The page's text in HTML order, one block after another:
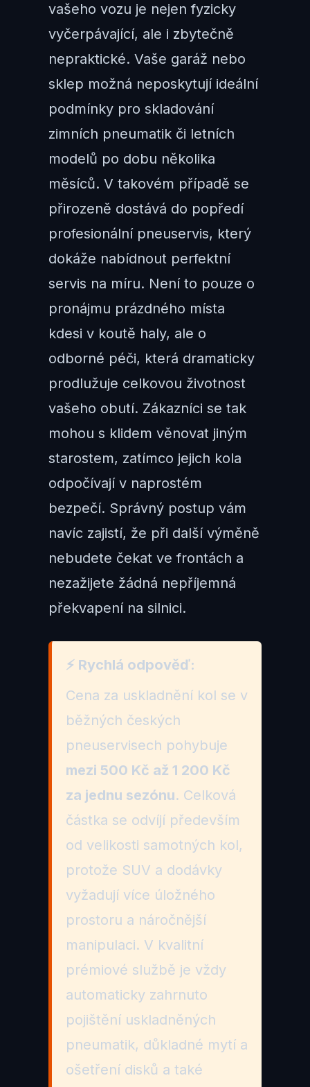
vašeho vozu je nejen fyzicky
vyčerpávající, ale i zbytečně
nepraktické. Vaše garáž nebo
sklep možná neposkytují ideální
podmínky pro skladování
zimních pneumatik či letních
modelů po dobu několika
měsíců. V takovém případě se
přirozeně dostává do popředí
profesionální pneuservis, který
dokáže nabídnout perfektní
servis na míru. Není to pouze o
pronájmu prázdného místa
kdesi v koutě haly, ale o
odborné péči, která dramaticky
prodlužuje celkovou životnost
vašeho obutí. Zákazníci se tak
mohou s klidem věnovat jiným
starostem, zatímco jejich kola
odpočívají v naprostém
bezpečí. Správný postup vám
navíc zajistí, že při další výměně
nebudete čekat ve frontách a
nezažijete žádná nepříjemná
překvapení na silnici.
⚡ Rychlá odpověď:
Cena za uskladnění kol se v
běžných českých
pneuservisech pohybuje
mezi 500 Kč až 1 200 Kč
za jednu sezónu. Celková
částka se odvíjí především
od velikosti samotných kol,
protože SUV a dodávky
vyžadují více úložného
prostoru a náročnější
manipulaci. V kvalitní
prémiové službě je vždy
automaticky zahrnuto
pojištění uskladněných
pneumatik, důkladné mytí a
ošetření disků a také